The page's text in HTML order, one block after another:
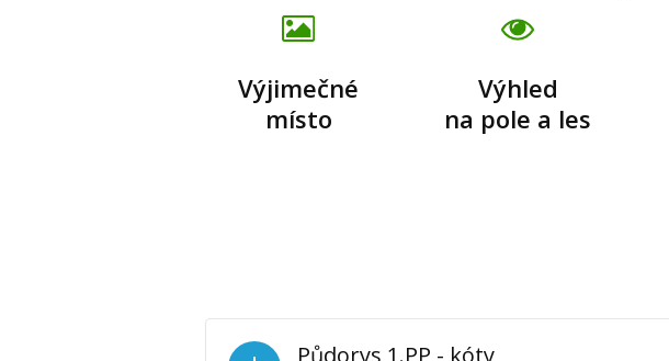
Výjimečné
místo
Výhled
na pole a les